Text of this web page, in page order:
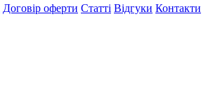
Договір оферти Статті Відгуки Контакти